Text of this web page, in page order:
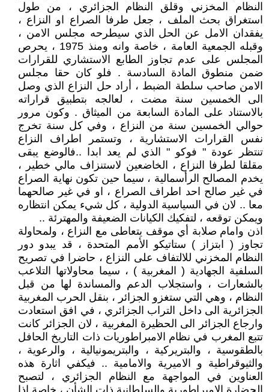
النظام المخزني وقلق النظام الجزائري ، من طول
استغراق بحث الملف ، جعل طرفا الصراع او النزاع ،
يفقدان الامل عن الحل الذي سيطرحه مجلس الامن ،
وقبله الجمعية العامة ، خاصة وانه ومنذ 1975 ، يحرص
المجلس على عدم تجاوز الطابع الاستشاري للقرارات
ضمن منطوق المادة السادسة . فلو كان حقا مجلس
الامن صاحب سلطة الضبط ، أراد حل النزاع الذي وصل
الى الخمسين سنة مضت ، لعالجه بتطبيق قراراته
بالاستناد على المادة السابعة من الميثاق . وكون مرور
حوالي الخمسين سنة من النزاع ، وفي كل سنة تخرج
نفس القرارات الاستشارية ، وتستمر اطراف النزاع
تنتظر عودة " فوكو " الذي لم يعد ابدا ..فالوضع يبقى
مقلقا لطرفا النزاع ، الخاضعين لاستنزاف مالي خطير ،
يخدم المصالح الرأسمالية ، سيما حين تكون نهاية الصراع
في غير صالح احد اطراف الصراع ، او في غير صالحهما
معا .. لان في السياسية الدولية ، كل شيء يمكن انتظاره
ويمكن توقعه ، لتفكيك الكيانات الضعيفة والمهترئة ..
اذن وامام صلابة أي موقف يتعاطى مع النزاع ، ولمحاولة
تجاوز ( ابتزاز ) ستاتيكو الأمم المتحدة ، قد يبدو دور
النظام المخزني للالتفاف على النزاع ، حاضرا في تصريح
السلفية الجهادية ( المغربية ) ، سيما محاولاتها التلاعب
بالشعارات ، واستجلاب الدعم والمساندة لها من قبل
النظام ، وهي التي ستغزو الجزائر ، بنقل الحرب المغربية
الجزائرية الى داخل التراب الجزائري ، في افق استعادت
وارجاع الجزائر الى الحظيرة المغربية ، لان الجزائر كانت
تتبع المغرب في نظام الامبراطوريات ذات التاريخ الحافل
بالطقوسية ، والبتريركية ، والبتريمونيالية ، والرعوية ،
والثيوقراطية و الاميرية والامامية .. فيكفي اثارة هذه
العناوين في المواجهة مع النظام الجزائري ، لتصبح